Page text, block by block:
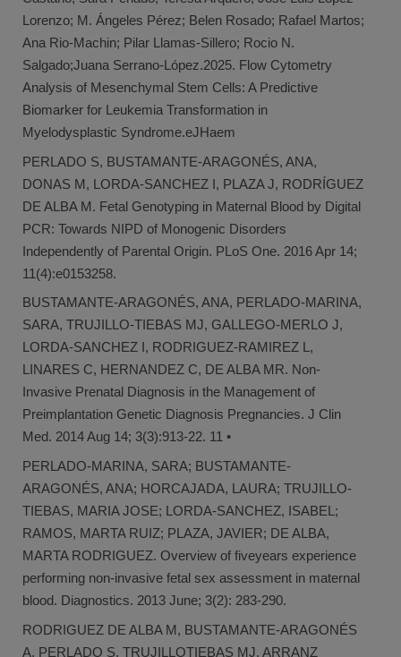
Lorenzo; M. Ángeles Pérez; Belen Rosado; Rafael Martos;
Ana Rio-Machin; Pilar Llamas-Sillero; Rocio N.
Salgado;Juana Serrano-López.2025. Flow Cytometry
Analysis of Mesenchymal Stem Cells: A Predictive
Biomarker for Leukemia Transformation in
Myelodysplastic Syndrome.eJHaem
PERLADO S, BUSTAMANTE-ARAGONÉS, ANA,
DONAS M, LORDA-SANCHEZ I, PLAZA J, RODRÍGUEZ
DE ALBA M. Fetal Genotyping in Maternal Blood by Digital
PCR: Towards NIPD of Monogenic Disorders
Independently of Parental Origin. PLoS One. 2016 Apr 14;
11(4):e0153258.
BUSTAMANTE-ARAGONÉS, ANA, PERLADO-MARINA,
SARA, TRUJILLO-TIEBAS MJ, GALLEGO-MERLO J,
LORDA-SANCHEZ I, RODRIGUEZ-RAMIREZ L,
LINARES C, HERNANDEZ C, DE ALBA MR. Non-
Invasive Prenatal Diagnosis in the Management of
Preimplantation Genetic Diagnosis Pregnancies. J Clin
Med. 2014 Aug 14; 3(3):913-22. 11 •
PERLADO-MARINA, SARA; BUSTAMANTE-
ARAGONÉS, ANA; HORCAJADA, LAURA; TRUJILLO-
TIEBAS, MARIA JOSE; LORDA-SANCHEZ, ISABEL;
RAMOS, MARTA RUIZ; PLAZA, JAVIER; DE ALBA,
MARTA RODRIGUEZ. Overview of fiveyears experience
performing non-invasive fetal sex assessment in maternal
blood. Diagnostics. 2013 June; 3(2): 283-290.
RODRIGUEZ DE ALBA M, BUSTAMANTE-ARAGONÉS
A, PERLADO S, TRUJILLOTIEBAS MJ, ARRANZ